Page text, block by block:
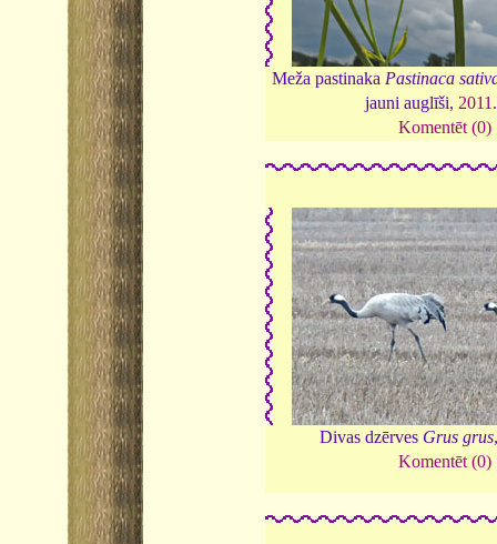
Meža pastinaka Pastinaca
jauni auglīši, 2011
Komentēt (0)
Divas dzērves Grus grus
Komentēt (0)